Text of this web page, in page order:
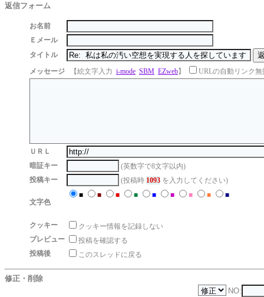
返信フォーム
お名前
Ｅメール
タイトル
メッセージ
【絵文字入力 i-mode SBM EZweb】 URLの自動リンク無
ＵＲＬ
暗証キー
(英数字で8文字以内)
投稿キー
(投稿時 1093 を入力してください)
文字色
■ ■ ■ ■ ■ ■ ■ ■ ■
クッキー
クッキー情報を記録しない
プレビュー
投稿を確認する
投稿後
このスレッドに戻る
修正・削除
NO: